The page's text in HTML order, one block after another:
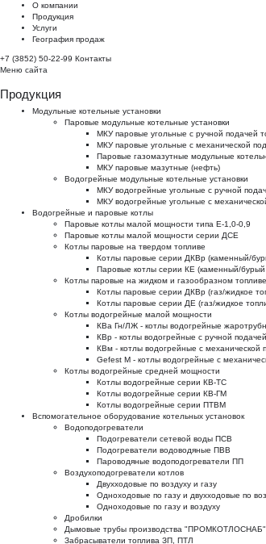
О компании
Продукция
Услуги
География продаж
+7 (3852) 50-22-99 Контакты
Меню сайта
Продукция
Модульные котельные установки
Паровые модульные котельные установки
МКУ паровые угольные с ручной подачей
МКУ паровые угольные с механической
Паровые газомазутные модульные
МКУ паровые мазутные (нефть)
Водогрейные модульные котельные установки
МКУ водогрейные угольные с ручной
МКУ водогрейные угольные с
Водогрейные и паровые котлы
Паровые котлы малой мощности типа Е-1,0-0,9
Паровые котлы малой мощности серии ДСЕ
Котлы паровые на твердом топливе
Котлы паровые серии ДКВр (каменный/
Паровые котлы серии КЕ (каменный/бурый
Котлы паровые на жидком и газообразном топливе
Котлы паровые серии ДКВр (газ/жидкое
Котлы паровые серии ДЕ (газ/жидкое
Котлы водогрейные малой мощности
КВа Гн/ЛЖ - котлы водогрейные
КВр - котлы водогрейные с ручной
КВм - котлы водогрейные с механической
Gefest M - котлы водогрейные с
Котлы водогрейные средней мощности
Котлы водогрейные серии КВ-ТС
Котлы водогрейные серии КВ-ГМ
Котлы водогрейные серии ПТВМ
Вспомогательное оборудование котельных установок
Водоподогреватели
Подогреватели сетевой воды ПСВ
Подогреватели водоводяные ПВВ
Пароводяные водоподогреватели ПП
Воздухоподогреватели котлов
Двухходовые по воздуху и газу
Одноходовые по газу и двухходовые по
Одноходовые по газу и воздуху
Дробилки
Дымовые трубы производства "ПРОМКОТЛОСНАБ"
Забрасыватели топлива ЗП, ПТЛ